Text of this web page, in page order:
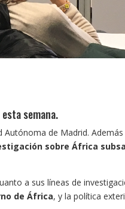
semana.
de Madrid.
sobre África
a sus líneas de
de África, y la política